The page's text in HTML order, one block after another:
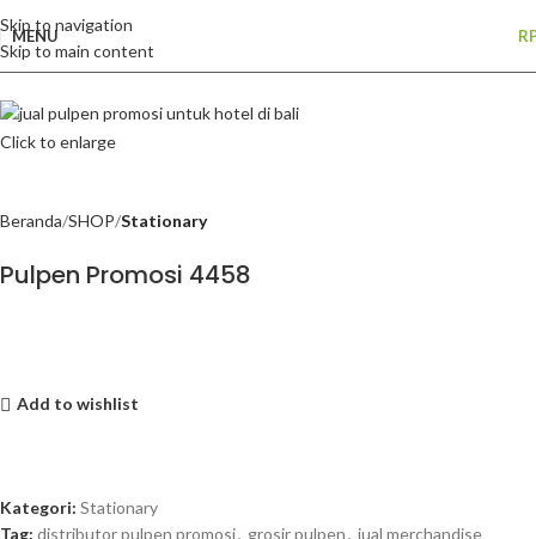
Skip to navigation
Skip to main content
MENU
Click to enlarge
Beranda SHOP Stationary
Pulpen Promosi 4458
Add to wishlist
Kategori: Stationary
Tag: distributor pulpen promosi, grosir pulpen, jual merchandise